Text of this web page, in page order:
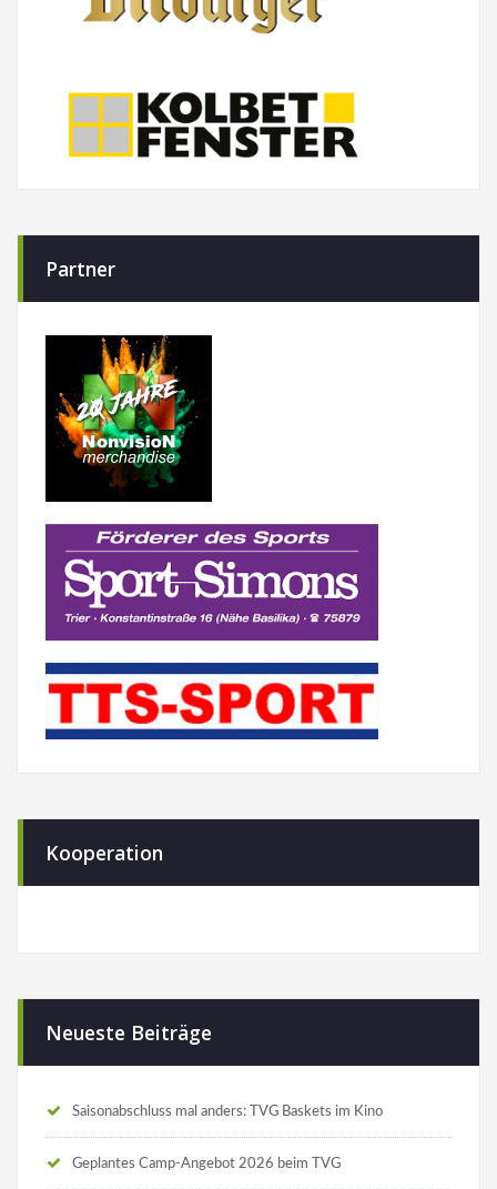
Partner
Kooperation
Neueste Beiträge
Saisonabschluss mal anders: TVG Baskets im Kino
Geplantes Camp-Angebot 2026 beim TVG